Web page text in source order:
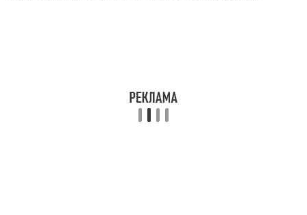
Коронавирус по россии